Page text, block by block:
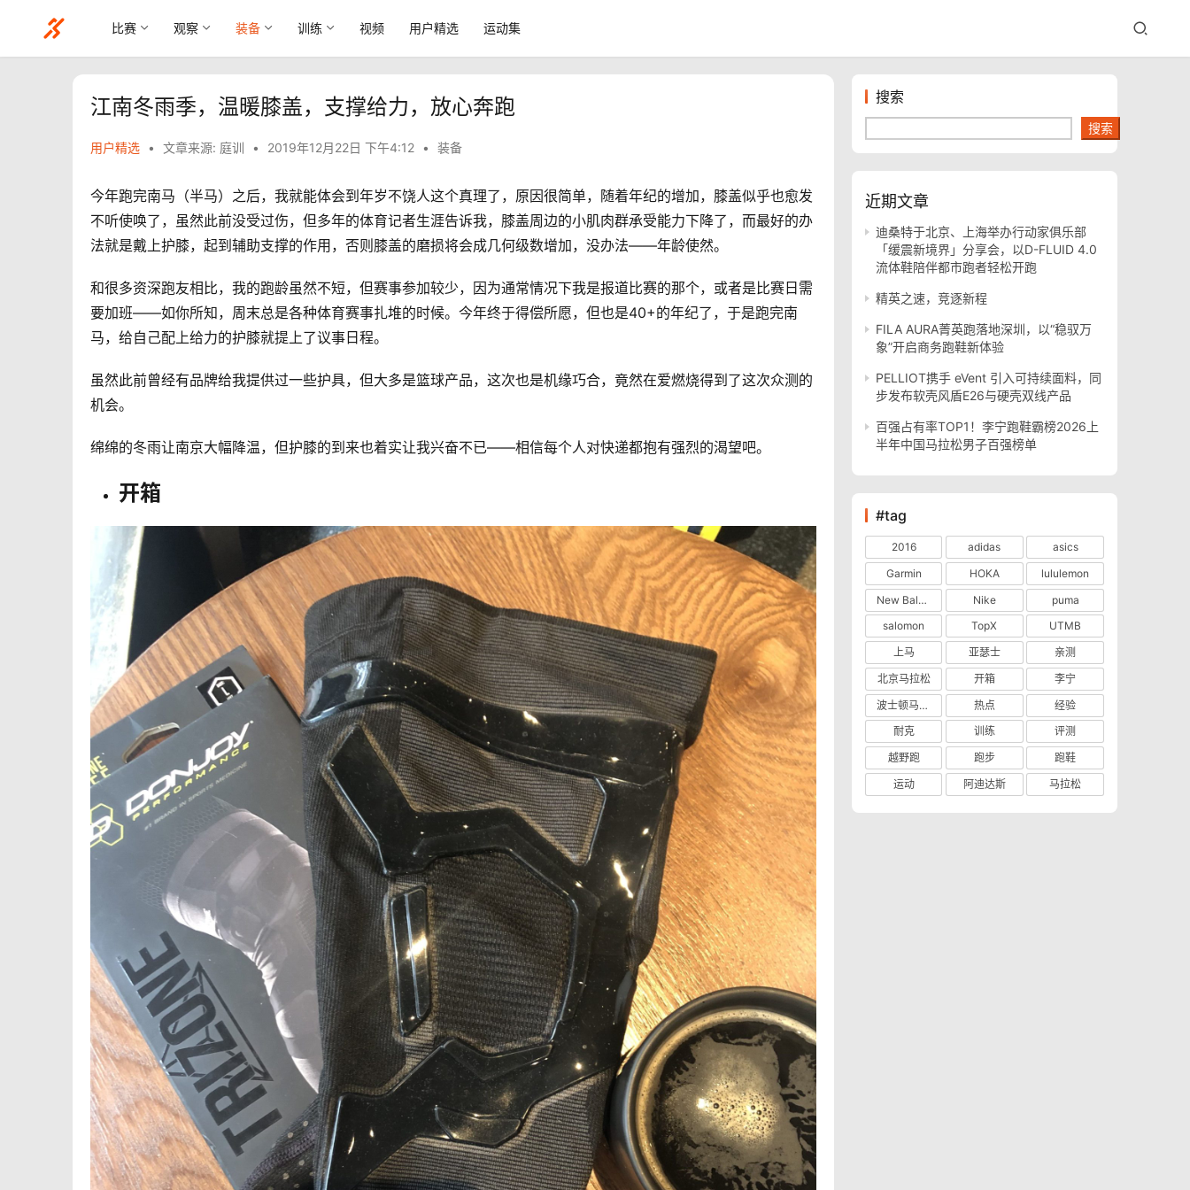
比赛 观察 装备 训练 视频 用户精选 运动集
江南冬雨季，温暖膝盖，支撑给力，放心奔跑
用户精选 • 文章来源: 庭训 • 2019年12月22日 下午4:12 • 装备
今年跑完南马（半马）之后，我就能体会到年岁不饶人这个真理了，原因很简单，随着年纪的增加，膝盖似乎也愈发
不听使唤了，虽然此前没受过伤，但多年的体育记者生涯告诉我，膝盖周边的小肌肉群承受能力下降了，而最好的办
法就是戴上护膝，起到辅助支撑的作用，否则膝盖的磨损将会成几何级数增加，没办法——年龄使然。
和很多资深跑友相比，我的跑龄虽然不短，但赛事参加较少，因为通常情况下我是报道比赛的那个，或者是比赛日需
要加班——如你所知，周末总是各种体育赛事扎堆的时候。今年终于得偿所愿，但也是40+的年纪了，于是跑完南
马，给自己配上给力的护膝就提上了议事日程。
虽然此前曾经有品牌给我提供过一些护具，但大多是篮球产品，这次也是机缘巧合，竟然在爱燃烧得到了这次众测的
机会。
绵绵的冬雨让南京大幅降温，但护膝的到来也着实让我兴奋不已——相信每个人对快递都抱有强烈的渴望吧。
开箱
搜索
搜索
近期文章
迪桑特于北京、上海举办行动家俱乐部
「缓震新境界」分享会，以D-FLUID 4.0
流体鞋陪伴都市跑者轻松开跑
精英之速，竞逐新程
FILA AURA菁英跑落地深圳，以“稳驭万
象”开启商务跑鞋新体验
PELLIOT携手 eVent 引入可持续面料，同
步发布软壳风盾E26与硬壳双线产品
百强占有率TOP1！李宁跑鞋霸榜2026上
半年中国马拉松男子百强榜单
#tag
2016 adidas
asics
Garmin
HOKA
lululemon
New Balance
Nike
puma
salomon
TopX
UTMB
上马
亚瑟士
亲测
北京马拉松
开箱
李宁
波士顿马拉松
热点
经验
耐克
训练
评测
越野跑
跑步
跑鞋
运动
阿迪达斯 马拉松